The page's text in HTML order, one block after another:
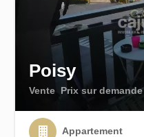
Poisy
Vente Prix sur demande
Appartement